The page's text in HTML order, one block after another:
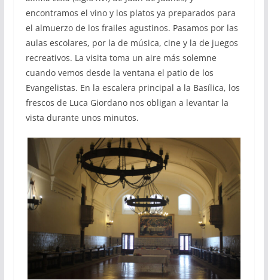
encontramos el vino y los platos ya preparados para
el almuerzo de los frailes agustinos. Pasamos por las
aulas escolares, por la de música, cine y la de juegos
recreativos. La visita toma un aire más solemne
cuando vemos desde la ventana el patio de los
Evangelistas. En la escalera principal a la Basílica, los
frescos de Luca Giordano nos obligan a levantar la
vista durante unos minutos.